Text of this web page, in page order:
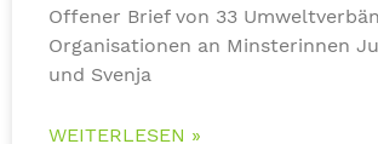
Offener Brief von 33
Organisationen an Minsterinnen
und Svenja
WEITERLESEN »